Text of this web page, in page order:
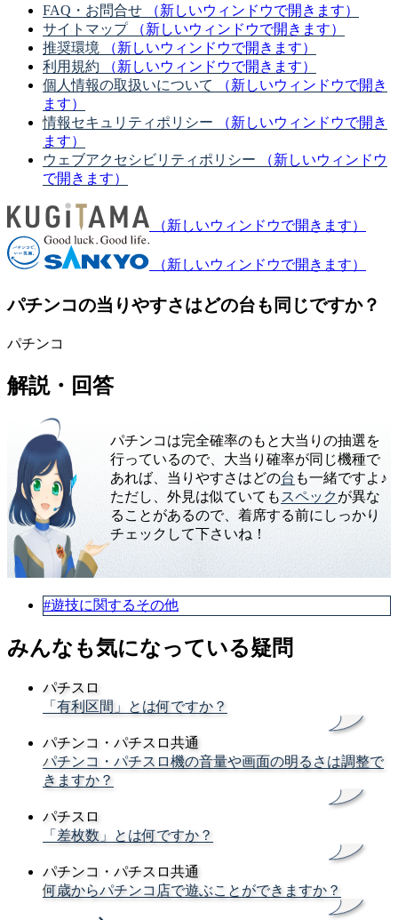
FAQ・お問合せ
（新しいウィンドウで開きます）
サイトマップ
（新しいウィンドウで開きます）
推奨環境
（新しいウィンドウで開きます）
利用規約
（新しいウィンドウで開きます）
個人情報の取扱いについて
（新しいウィンドウで開き
ます）
情報セキュリティポリシー
（新しいウィンドウで開き
ます）
ウェブアクセシビリティポリシー
（新しいウィンドウ
で開きます）
（新しいウィンドウで開きます）
（新しいウィンドウで開きます）
パチンコの当りやすさはどの台も同じですか？
パチンコ
解説・回答
パチンコは完全確率のもと大当りの抽選を
行っているので、大当り確率が同じ機種で
あれば、当りやすさはどの台 も一緒ですよ♪
ただし、外見は似ていても スペックが異な
ることがあるので、着席する前にしっかり
チェックして下さいね！
#遊技に関するその他
みんなも気になっている疑問
パチスロ
「有利区間」とは何ですか？
パチンコ・パチスロ共通
パチンコ・パチスロ機の音量や画面の明るさは調整で
きますか？
パチスロ
「差枚数」とは何ですか？
パチンコ・パチスロ共通
何歳からパチンコ店で遊ぶことができますか？